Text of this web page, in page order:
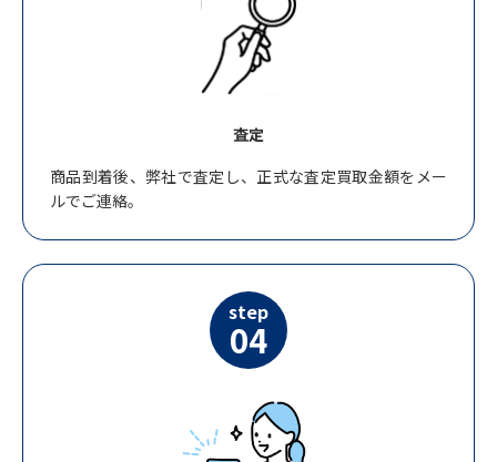
査定
商品到着後、弊社で査定し、正式な査定買取金額をメー
ルでご連絡。
step
04